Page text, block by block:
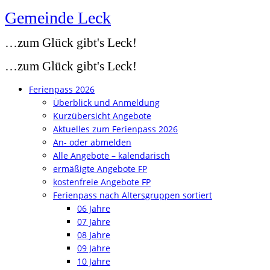
Zum
springen
Gemeinde Leck
…zum Glück gibt's Leck!
…zum Glück gibt's Leck!
Ferienpass 2026
Überblick und Anmeldung
Kurzübersicht Angebote
Aktuelles zum Ferienpass 2026
An- oder abmelden
Alle Angebote – kalendarisch
ermäßigte Angebote FP
kostenfreie Angebote FP
Ferienpass nach Altersgruppen sortiert
06 Jahre
07 Jahre
08 Jahre
09 Jahre
10 Jahre